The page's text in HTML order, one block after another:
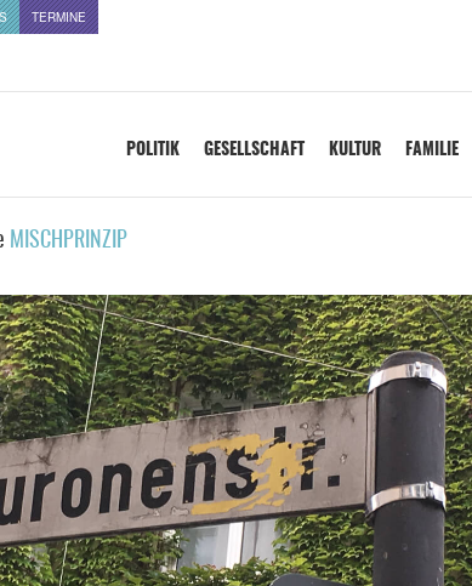
TERMINE
POLITIK GESELLSCHAFT KULTUR FAMILIE
MISCHPRINZIP